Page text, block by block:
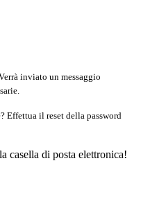
inviato un messaggio
Effettua il reset della password
casella di posta elettronica!